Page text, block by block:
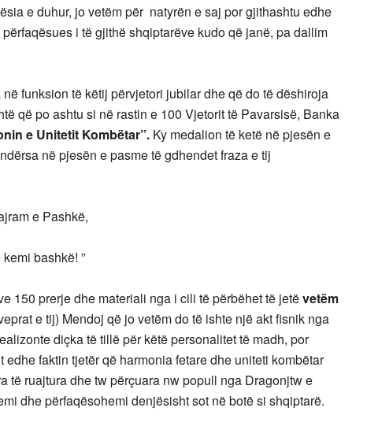
e duhur, jo vetëm për natyrën e saj por gjithashtu edhe
i të gjithë shqiptarëve kudo që janë, pa dallim
funksion të këtij përvjetori jubilar dhe që do të dëshiroja
që po ashtu si në rastin e 100 Vjetorit të Pavarsisë, Banka
e Unitetit Kombëtar”. Ky medalion të ketë në pjesën e
në pjesën e pasme të gdhendet fraza e tij
Pashkë,
”
150 prerje dhe materiali nga i cili të përbëhet të jetëvetëm
e tij) Mendoj që jo vetëm do të ishte një akt fisnik nga
diçka të tillë për këtë personalitet të madh, por
faktin tjetër që harmonia fetare dhe uniteti kombëtar
të ruajtura dhe tw përçuara nw popull nga Dragonjtw e
dhe përfaqësohemi denjësisht sot në botë si shqiptarë.